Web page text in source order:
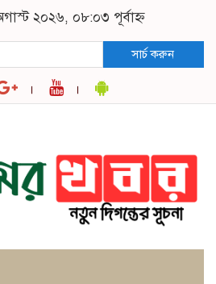
২০২৬, ০৮:০৩ পূর্বাহ্ন
সার্চ করুন